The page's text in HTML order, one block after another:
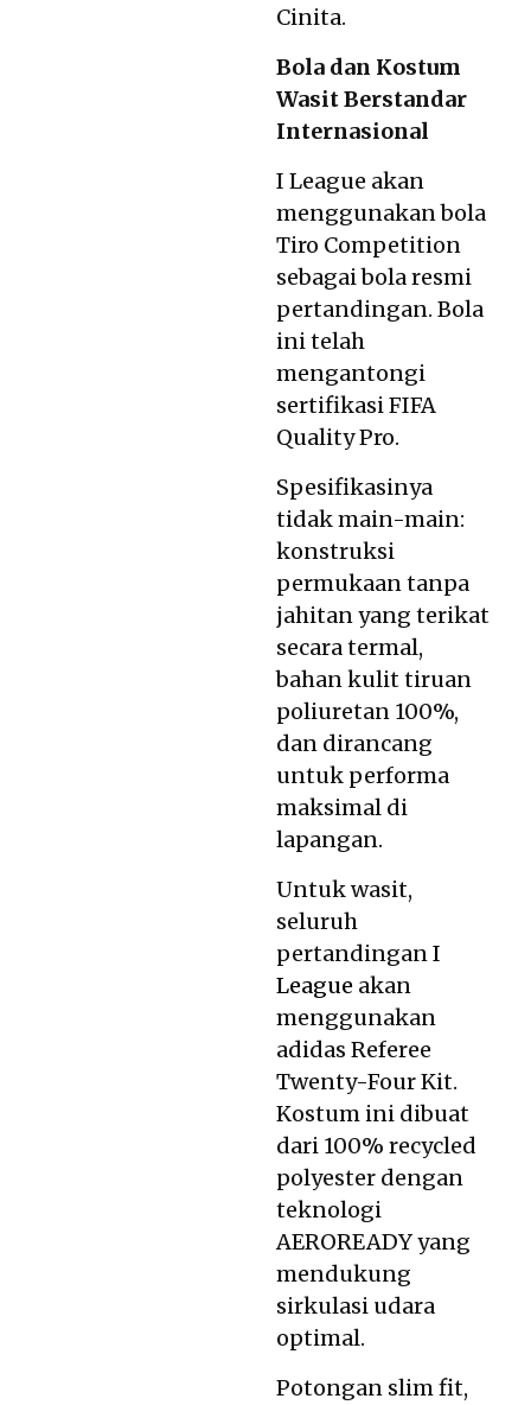
Cinita.
Bola dan Kostum
Wasit Berstandar
Internasional
I League akan
menggunakan bola
Tiro Competition
sebagai bola resmi
pertandingan. Bola
ini telah
mengantongi
sertifikasi FIFA
Quality Pro.
Spesifikasinya
tidak main-main:
konstruksi
permukaan tanpa
jahitan yang terikat
secara termal,
bahan kulit tiruan
poliuretan 100%,
dan dirancang
untuk performa
maksimal di
lapangan.
Untuk wasit,
seluruh
pertandinganI
League akan
menggunakan
adidas Referee
Twenty-Four Kit.
Kostum ini dibuat
dari 100% recycled
polyester dengan
teknologi
AEROREADY yang
mendukung
sirkulasi udara
optimal.
Potongan slim fit,